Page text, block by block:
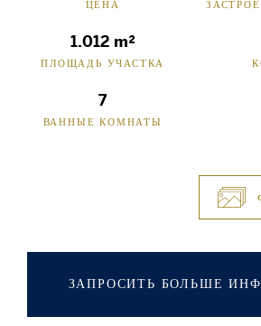
ЦЕНА
1.012 m²
ПЛОЩАДЬ УЧАСТКА
7
ВАННЫЕ КОМНАТЫ
ЗАПРОСИТЬ БОЛЬШЕ